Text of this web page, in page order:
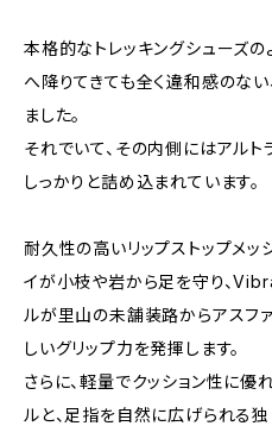
本格的なトレッキングシューズ
へ降りてきても全く違和感のな
ました。
それでいて、その内側にはアル
しっかりと詰め込まれています。
耐久性の高いリップストップメッ
イが小枝や岩から足を守り、
ルが里山の未舗装路からアスフ
しいグリップ力を発揮します。
さらに、軽量でクッション性に
ルと、足指を自然に広げられる